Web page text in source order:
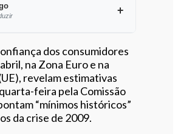
este artigo
dos consumidores
na Zona Euro e na
revelam estimativas
feira pela Comissão
“mínimos históricos”
da crise de 2009.